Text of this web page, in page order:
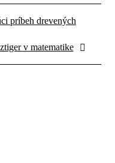
príbeh drevených
v matematike